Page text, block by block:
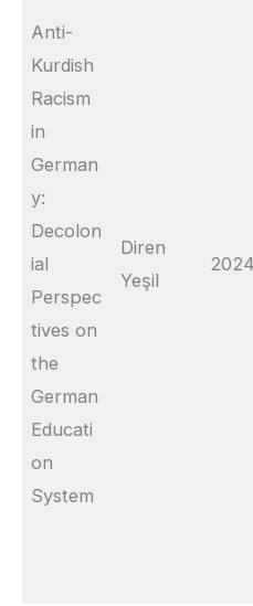
Anti-
Kurdish
Racism
in
German
y:
Decolon
ial
Perspec
tives on
the
German
Educati
on
System
Diren
Yeşil
2024